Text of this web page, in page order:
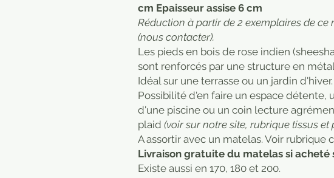
cm Epaisseur assise 6 cm
Réduction à partir de 2 exemplaires de ce
(nous contacter).
Les pieds en bois de rose indien
sont renforcés par une structure en
Idéal sur une terrasse ou un jardin d'hiver.
Possibilité d'en faire un espace détente,
d'une piscine ou un coin lecture
plaid (voir sur notre site, rubrique tissus et
A assortir avec un matelas. Voir rubrique
Livraison gratuite du matelas si acheté
Existe aussi en 170, 180 et 200.